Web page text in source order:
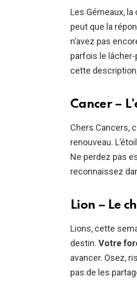
Les Gémeaux,
peut que la
n’avez pas
parfois le
cette
Cancer –
Chers Cancers,
renouveau.
Ne perdez pas
reconnaissez
Lion – Le
Lions, cette
destin. Votre
avancer. Osez,
pas de les